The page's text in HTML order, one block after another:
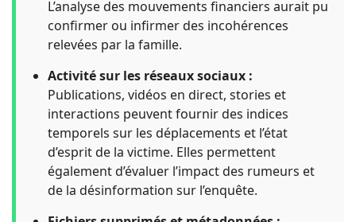
L’analyse des mouvements financiers aurait pu
confirmer ou infirmer des incohérences
relevées par la famille.
Activité sur les réseaux sociaux :
Publications, vidéos en direct, stories et
interactions peuvent fournir des indices
temporels sur les déplacements et l’état
d’esprit de la victime. Elles permettent
également d’évaluer l’impact des rumeurs et
de la désinformation sur l’enquête.